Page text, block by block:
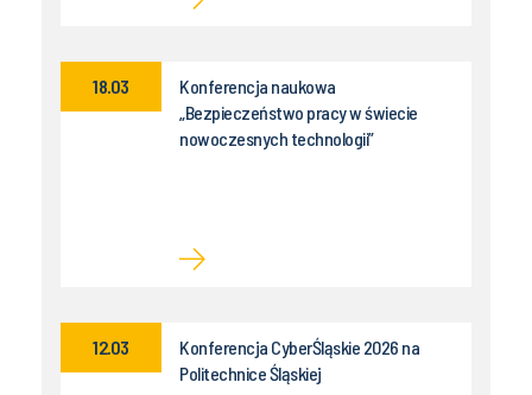
Konferencja naukowa
„Bezpieczeństwo pracy w świecie
nowoczesnych technologii”
18.03
Konferencja CyberŚląskie 2026 na
Politechnice Śląskiej
12.03